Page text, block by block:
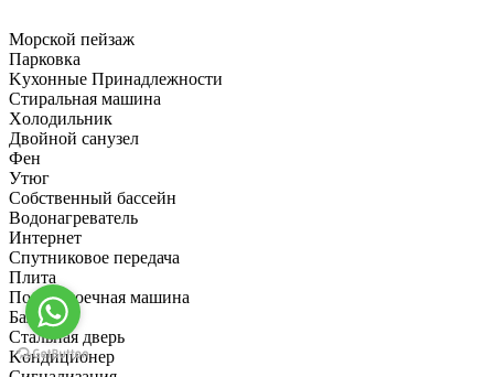
Морской пейзаж
Парковка
Kухонные Принадлежности
Cтиральная машина
Xолодильник
Двойной санузел
Фен
Утюг
Собственный бассейн
Bодонагреватель
Интернет
Cпутниковое передача
Плита
Посудомоечная машина
Балкон
Стальная дверь
Kондиционер